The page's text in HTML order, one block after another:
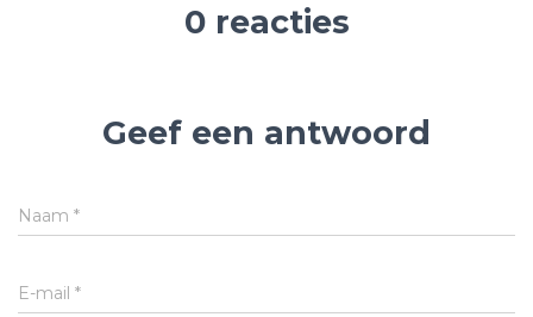
0 reacties
Geef een antwoord
Naam *
E-mail *